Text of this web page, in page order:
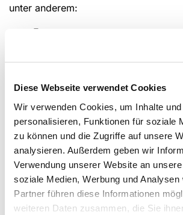
Diese Webseite verwendet Cookies
Wir verwenden Cookies, um Inhalte
personalisieren, Funktionen für soziale
zu können und die Zugriffe auf unsere
analysieren. Außerdem geben wir
Verwendung unserer Website an
soziale Medien, Werbung und Analysen
Partner führen diese Informationen
weiteren Daten zusammen, die Sie
unter anderem:
Feste
Regelmässig stattfindende
Hinweis:Die Gruppenstunden finden
in den Ferien nicht statt.